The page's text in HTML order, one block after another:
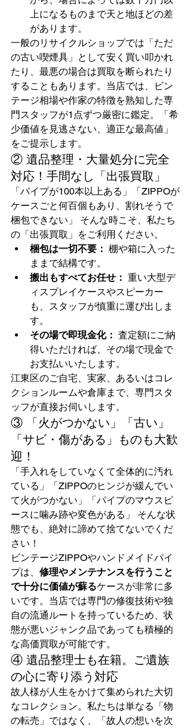
上になるものまで天と地ほどの差
があります。
一般のリサイクルショップでは「ただ
の古い喫煙具」として安く買い叩かれ
たり、最悪の場合は買取を断られたり
することもあります。当店では、ビン
テージ相場や作家の特徴を熟知した専
門スタッフが1点ずつ厳密に鑑定。「希
少価値を見逃さない、適正な最高値」
をご提示します。
② 遺品整理・大量処分に完全
対応！手間なし「出張買取」
「パイプが100本以上ある」「ZIPPOが
ケースごと何百個もあり、割れそうで
梱包できない」 そんな時こそ、私たち
の「出張買取」をご利用ください。
梱包は一切不要： 棚や箱に入った
ままで結構です。
搬出もすべてお任せ： 重い大型デ
ィスプレイケースやスピーカー
も、スタッフが慎重に運び出しま
す。
その場で即現金化： 査定額にご納
得いただければ、その場で現金で
お支払いいたします。
江東区のご自宅、実家、あるいはコレ
クションルームや倉庫まで、専門スタ
ッフが直接お伺いします。
③ 「火がつかない」「古い」
「サビ・傷がある」ものも大歓
迎！
「手入れをしていなくて全体的に汚れ
ている」「ZIPPOのヒンジが緩んでい
て火がつかない」「パイプのマウスピ
ースに噛み跡や変色がある」 そんな状
態でも、絶対に諦めて捨てないでくだ
さい！
ビンテージZIPPOやハンドメイドパイ
プは、 修理やメンテナンスを行うこと
で十分に価値が蘇るケースが非常に多
いです。当店では専門の修復技術や独
自の流通ルートを持っているため、状
態が悪いジャンク品であっても積極的
な高価買取が可能です。
④ 遺品整理士も在籍。ご遺族
の心に寄り添う対応
故人様が人生をかけて集められた大切
なコレクション。私たちは単なる「物
の転売」ではなく、「故人の想いを次